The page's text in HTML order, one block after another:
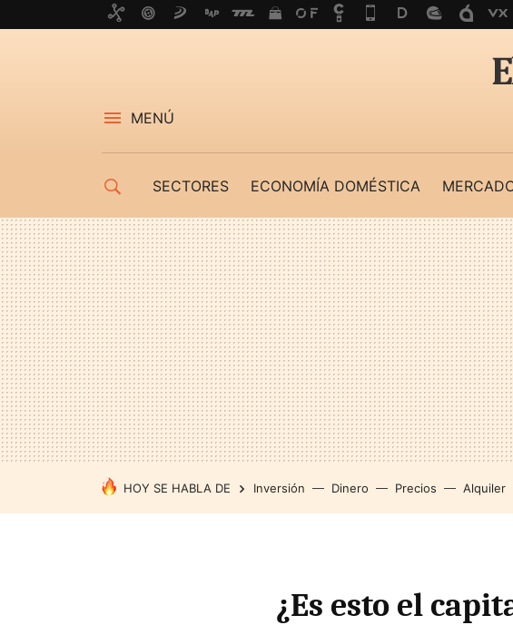
MENÚ
SECTORES ECONOMÍA DOMÉSTICA
HOY SE HABLA DE Inversión Dinero Precios Alquiler
¿Es esto el